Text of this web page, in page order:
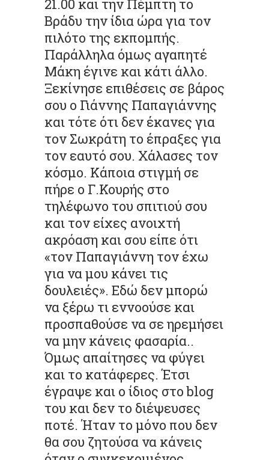
21.00 και την Πέμπτη το
Βράδυ την ίδια ώρα για τον
πιλότο της εκπομπής.
Παράλληλα όμως αγαπητέ
Μάκη έγινε και κάτι άλλο.
Ξεκίνησε επιθέσεις σε βάρος
σου ο Γιάννης Παπαγιάννης
και τότε ότι δεν έκανες για
τον Σωκράτη το έπραξες για
τον εαυτό σου. Χάλασες τον
κόσμο. Κάποια στιγμή σε
πήρε ο Γ.Κουρής στο
τηλέφωνο του σπιτιού σου
και τον είχες ανοιχτή
ακρόαση και σου είπε ότι
«τον Παπαγιάννη τον έχω
για να μου κάνει τις
δουλειές». Εδώ δεν μπορώ
να ξέρω τι εννοούσε και
προσπαθούσε να σε ηρεμήσει
να μην κάνεις φασαρία..
Όμως απαίτησες να φύγει
και το κατάφερες. Έτσι
έγραψε και ο ίδιος στο blog
του και δεν το διέψευσες
ποτέ. Ήταν το μόνο που δεν
θα σου ζητούσα να κάνεις